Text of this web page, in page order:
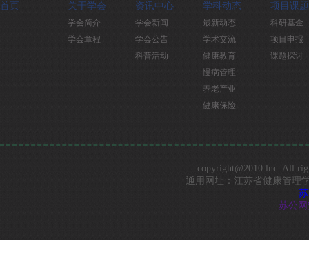
首页 关于学会
学会简介
学会章程
资讯中心
学会新闻
学会公告
科普活动
学科动态
最新动态
学术交流
健康教育
慢病管理
养老产业
健康保险
项目课题
科研基金
项目申报
课题探讨
copyright@2010 lnc. All
通用网址：江苏省健康管理
苏公网